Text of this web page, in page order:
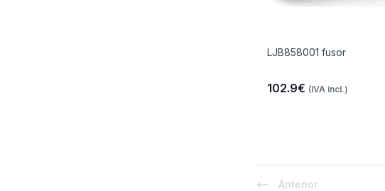
LJB858001 fusor
102.9€ (IVA incl.)
Anterior